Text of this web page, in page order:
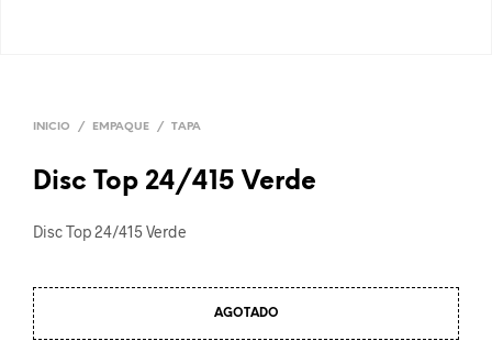
INICIO / EMPAQUE / TAPA
Disc Top 24/415 Verde
Disc Top 24/415 Verde
AGOTADO